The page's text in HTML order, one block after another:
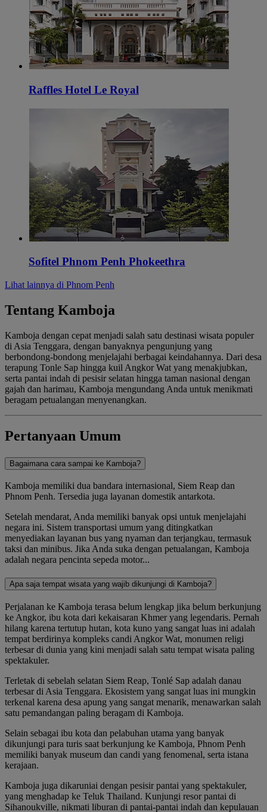
Raffles Hotel Le Royal
Sofitel Phnom Penh Phokeethra
Lihat lainnya di Phnom Penh
Tentang Kamboja
Kamboja dengan cepat menjadi salah satu destinasi wisata populer
di Asia Tenggara, dengan banyaknya pengunjung yang
berbondong-bondong menjelajahi berbagai keindahannya. Dari desa
terapung Tonle Sap hingga kuil Angkor Wat yang menakjubkan,
serta pantai indah di pesisir selatan hingga taman nasional dengan
gajah dan harimau, Kamboja mengundang Anda untuk menikmati
beragam petualangan menyenangkan.
Pertanyaan Umum
Bagaimana cara sampai ke Kamboja?
Kamboja memiliki dua bandara internasional, Siem Reap dan
Phnom Penh. Tersedia juga layanan domestik antarkota.
Setelah mendarat, Anda memiliki banyak opsi untuk menjelajahi
negara ini. Sistem transportasi umum yang ditingkatkan
menyediakan layanan bus yang nyaman dan terjangkau, termasuk
taksi dan minibus. Jika Anda suka dengan petualangan, Kamboja
adalah negara pencinta sepeda motor...
Apa saja tempat wisata yang wajib dikunjungi di Kamboja?
Perjalanan ke Kamboja terasa belum lengkap jika belum berkunjung
ke Angkor, ibu kota dari kekaisaran Khmer yang legendaris. Pernah
hilang karena tertutup hutan, kota kuno yang sangat luas ini adalah
tempat berdirinya kompleks candi Angkor Wat, monumen religi
terbesar di dunia yang kini menjadi salah satu tempat wisata paling
spektakuler.
Terletak di sebelah selatan Siem Reap, Tonlé Sap adalah danau
terbesar di Asia Tenggara. Ekosistem yang sangat luas ini mungkin
terkenal karena desa apung yang sangat menarik, menawarkan salah
satu pemandangan paling beragam di Kamboja.
Selain sebagai ibu kota dan pelabuhan utama yang banyak
dikunjungi para turis saat berkunjung ke Kamboja, Phnom Penh
memiliki banyak museum dan candi yang fenomenal, serta istana
kerajaan.
Kamboja juga dikaruniai dengan pesisir pantai yang spektakuler,
yang menghadap ke Teluk Thailand. Kunjungi resor pantai di
Sihanoukville, nikmati liburan di pantai-pantai indah dan kepulauan